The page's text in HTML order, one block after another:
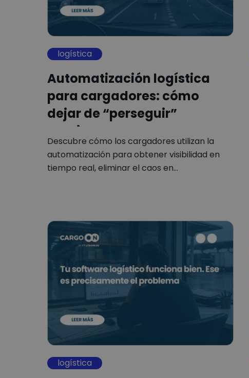
logística
Automatización logística
para cargadores: cómo
dejar de “perseguir”
camiones
Descubre cómo los cargadores utilizan la
automatización para obtener visibilidad en
tiempo real, eliminar el caos en…
logística